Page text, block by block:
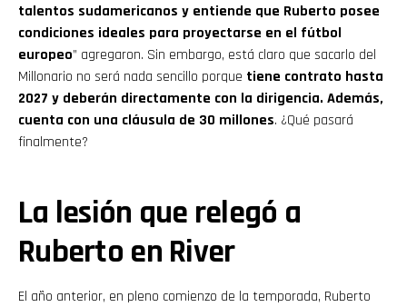
talentos sudamericanos y entiende que Ruberto posee
condiciones ideales para proyectarse en el fútbol
europeo” agregaron. Sin embargo, está claro que sacarlo del
Millonario no será nada sencillo porque tiene contrato hasta
2027 y deberán directamente con la dirigencia. Además,
cuenta con una cláusula de 30 millones. ¿Qué pasará
finalmente?
La lesión que relegó a
Ruberto en River
El año anterior, en pleno comienzo de la temporada, Ruberto